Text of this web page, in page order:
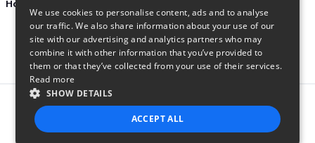
Report this product
We use cookies to personalise content, ads and to analyse
our traffic. We also share information about your use of our
site with our advertising and analytics partners who may
combine it with other information that you’ve provided to
them or that they’ve collected from your use of their services.
Read more
SHOW DETAILS
ACCEPT ALL